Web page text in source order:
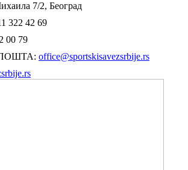
7/2, Београд
322 42 69
00 79
office@sportskisavezsrbije.rs